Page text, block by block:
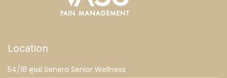
Location
54/18 ศูนย์ Senera Senior Wellness